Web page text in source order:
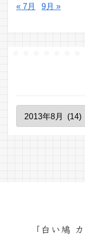
« 7月 9月 »
「白い鳩